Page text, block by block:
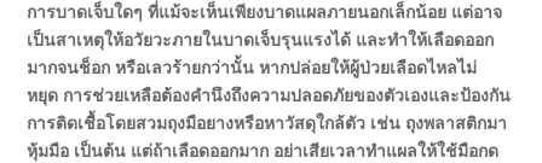
การบาดเจ็บใดๆ ที่แม้จะเห็นเพียงบาดแผลภายนอกเล็กน้อย แต่อาจ
เป็นสาเหตุให้อวัยวะภายในบาดเจ็บรุนแรงได้ และทําให้เลือดออก
มากจนช็อก หรือเลวร้ายกว่านั้น หากปล่อยให้ผู้ป่วยเลือดไหลไม่
หยุด การช่วยเหลือต้องคํานึงถึงความปลอดภัยของตัวเองและป้องกัน
การติดเชื้อโดยสวมถุงมือยางหรือหาวัสดุใกล้ตัว เช่น ถุงพลาสติกมา
หุ้มมือ เป็นต้น แต่ถ้าเลือดออกมาก อย่าเสียเวลาทําแผลให้ใช้มือกด